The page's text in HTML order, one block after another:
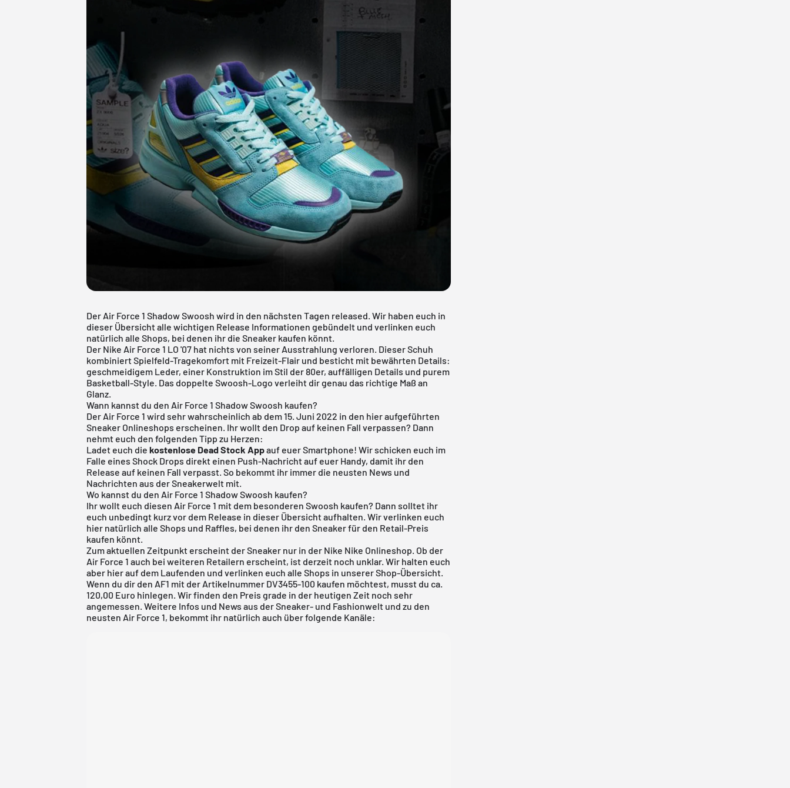
Der Air Force 1 Shadow Swoosh wird in den nächsten Tagen released. Wir haben euch in
dieser Übersicht alle wichtigen Release Informationen gebündelt und verlinken euch
natürlich alle Shops, bei denen ihr die Sneaker kaufen könnt.
Der Nike Air Force 1 LO '07 hat nichts von seiner Ausstrahlung verloren. Dieser Schuh
kombiniert Spielfeld-Tragekomfort mit Freizeit-Flair und besticht mit bewährten Details:
geschmeidigem Leder, einer Konstruktion im Stil der 80er, auffälligen Details und purem
Basketball-Style. Das doppelte Swoosh-Logo verleiht dir genau das richtige Maß an
Glanz.
Wann kannst du den Air Force 1 Shadow Swoosh kaufen?
Der Air Force 1 wird sehr wahrscheinlich ab dem 15. Juni 2022 in den hier aufgeführten
Sneaker Onlineshops erscheinen. Ihr wollt den Drop auf keinen Fall verpassen? Dann
nehmt euch den folgenden Tipp zu Herzen:
Ladet euch diekostenlose Dead Stock Appauf euer Smartphone! Wir schicken euch im
Falle eines Shock Drops direkt einen Push-Nachricht auf euer Handy, damit ihr den
Release auf keinen Fall verpasst. So bekommt ihr immer die neusten News und
Nachrichten aus der Sneakerwelt mit.
Wo kannst du den Air Force 1 Shadow Swoosh kaufen?
Ihr wollt euch diesen Air Force 1 mit dem besonderen Swoosh kaufen? Dann solltet ihr
euch unbedingt kurz vor dem Release in dieser Übersicht aufhalten. Wir verlinken euch
hier natürlich alle Shops und Raffles, bei denen ihr den Sneaker für den Retail-Preis
kaufen könnt.
Zum aktuellen Zeitpunkt erscheint der Sneaker nur in der Nike Nike Onlineshop. Ob der
Air Force 1 auch bei weiteren Retailern erscheint, ist derzeit noch unklar. Wir halten euch
aber hier auf dem Laufenden und verlinken euch alle Shops in unserer Shop-Übersicht.
Wenn du dir den AF1 mit der Artikelnummer DV3455-100 kaufen möchtest, musst du ca.
120,00 Euro hinlegen. Wir finden den Preis grade in der heutigen Zeit noch sehr
angemessen. Weitere Infos und News aus der Sneaker- und Fashionwelt und zu den
neusten Air Force 1, bekommt ihr natürlich auch über folgende Kanäle: